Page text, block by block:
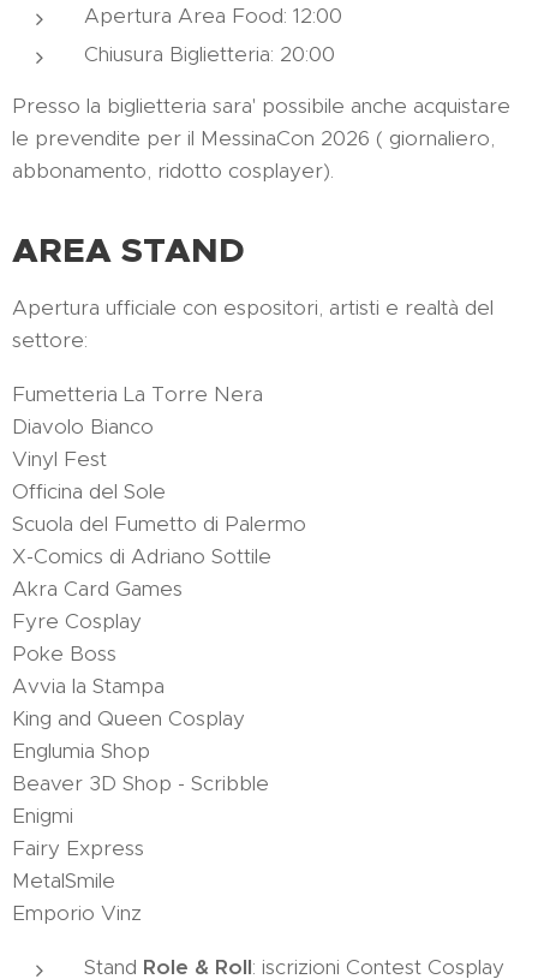
Apertura Area Food: 12:00
Chiusura Biglietteria: 20:00
Presso la biglietteria sara' possibile anche acquistare
le prevendite per il MessinaCon 2026 ( giornaliero,
abbonamento, ridotto cosplayer).
AREA STAND
Apertura ufficiale con espositori, artisti e realtà del
settore:
Fumetteria La Torre Nera
Diavolo Bianco
Vinyl Fest
Officina del Sole
Scuola del Fumetto di Palermo
X-Comics di Adriano Sottile
Akra Card Games
Fyre Cosplay
Poke Boss
Avvia la Stampa
King and Queen Cosplay
Englumia Shop
Beaver 3D Shop - Scribble
Enigmi
Fairy Express
MetalSmile
Emporio Vinz
Stand Role & Roll: iscrizioni Contest Cosplay